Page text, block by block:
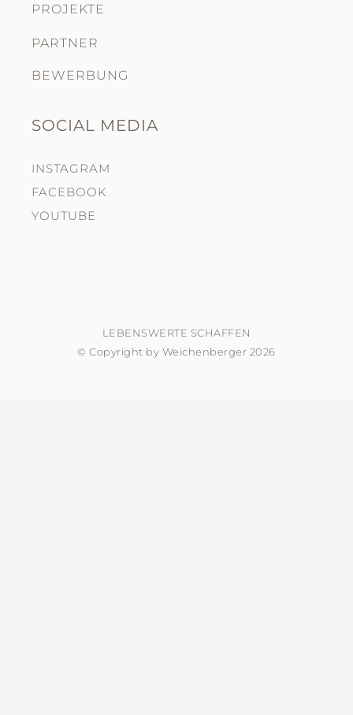
PROJEKTE
PARTNER
BEWERBUNG
SOCIAL MEDIA
INSTAGRAM
FACEBOOK
YOUTUBE
LEBENSWERTE SCHAFFEN
© Copyright by Weichenberger 2026